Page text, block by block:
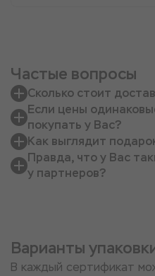
Частые вопросы
Сколько стоит
Если цены
покупать у Вас?
Как выглядит
Правда, что у Вас
у партнеров?
Варианты
В каждый сертификат